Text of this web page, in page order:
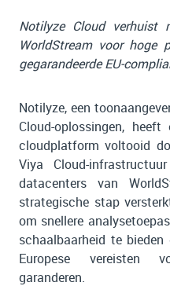
Notilyze Cloud verhuist
WorldStream voor hoge
gegarandeerde EU-
Notilyze, een
Cloud-oplossingen,
cloudplatform voltooid
Viya Cloud-
datacenters van
strategische stap
om snellere
schaalbaarheid te
Europese vereisten
garanderen.